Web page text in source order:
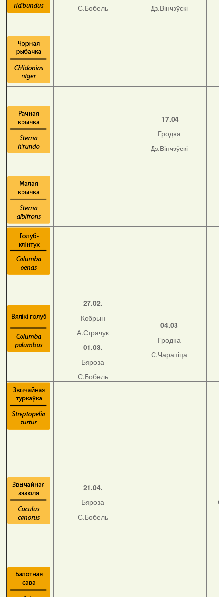
С.Бобель Дз.Вінчэўскі
17.04
Гродна
Дз.Вінчэўскі
27.02.
Кобрын
А.Страчук
01.03.
Бяроза
С.Бобель
04.03
Гродна
С.Чарапіца
21.04.
Бяроза
С.Бобель